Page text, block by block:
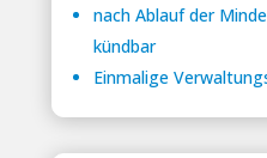
nach Ablauf der
kündbar
Einmalige